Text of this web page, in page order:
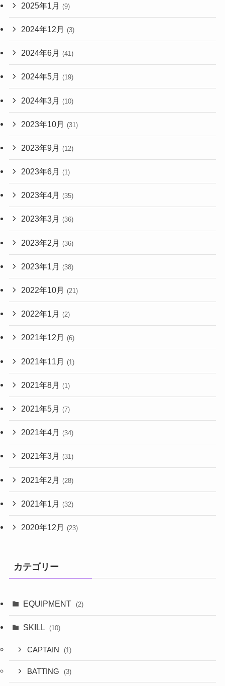
2025年1月 (9)
2024年12月 (3)
2024年6月 (41)
2024年5月 (19)
2024年3月 (10)
2023年10月 (31)
2023年9月 (12)
2023年6月 (1)
2023年4月 (35)
2023年3月 (36)
2023年2月 (36)
2023年1月 (38)
2022年10月 (21)
2022年1月 (2)
2021年12月 (6)
2021年11月 (1)
2021年8月 (1)
2021年5月 (7)
2021年4月 (34)
2021年3月 (31)
2021年2月 (28)
2021年1月 (32)
2020年12月 (23)
カテゴリー
EQUIPMENT (2)
SKILL (10)
CAPTAIN (1)
BATTING (3)